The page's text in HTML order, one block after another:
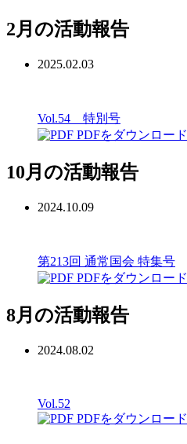
2月の活動報告
2025.02.03
Vol.54 特別号
PDFをダウンロード
10月の活動報告
2024.10.09
第213回 通常国会 特集号
PDFをダウンロード
8月の活動報告
2024.08.02
Vol.52
PDFをダウンロード